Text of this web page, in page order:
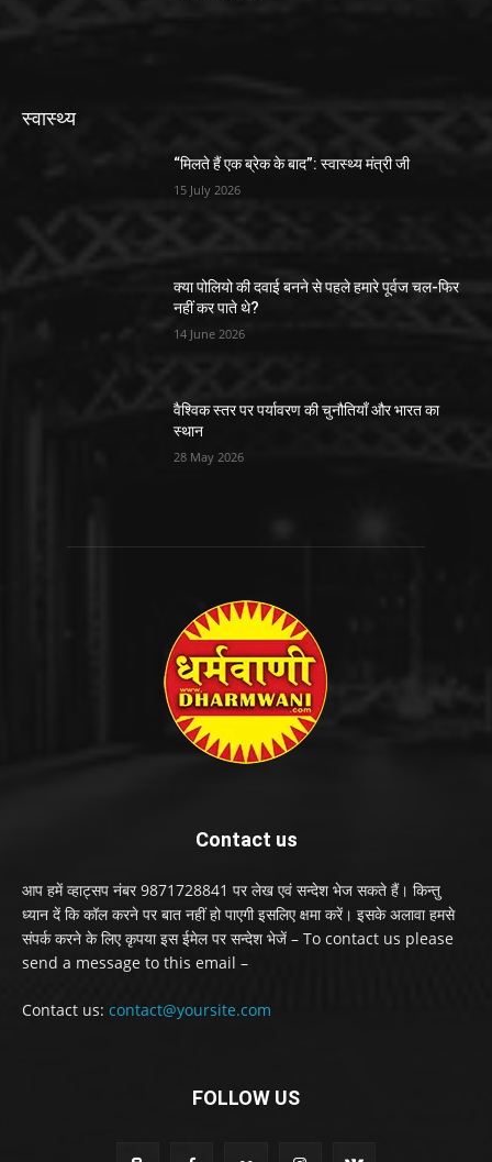
स्वास्थ्य
“मिलते हैं एक ब्रेक के बाद”: स्वास्थ्य मंत्री जी
15 July 2026
क्या पोलियो की दवाई बनने से पहले हमारे पूर्वज चल-फिर
नहीं कर पाते थे?
14 June 2026
वैश्विक स्तर पर पर्यावरण की चुनौतियाँ और भारत का
स्थान
28 May 2026
Contact us
आप हमें व्हाट्सप नंबर 9871728841 पर लेख एवं सन्देश भेज सकते हैं। किन्तु
ध्यान दें कि कॉल करने पर बात नहीं हो पाएगी इसलिए क्षमा करें। इसके अलावा हमसे
संपर्क करने के लिए कृपया इस ईमेल पर सन्देश भेजें – To contact us please
send a message to this email –
Contact us: contact@yoursite.com
FOLLOW US